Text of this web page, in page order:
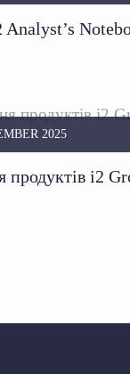
продуктів i2
2025